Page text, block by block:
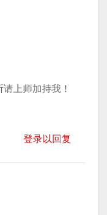
上师加持我！
登录以回复